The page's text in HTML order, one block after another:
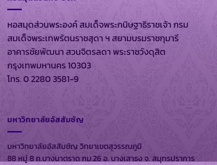
หอสมุดส่วนพระองค์ สมเด็จพระกนิษฐาธิราชเจ้า กรม
สมเด็จพระเทพรัตนราชสุดา ฯ สยามบรมราชกุมารี
อาคารชัยพัฒนา สวนจิตรลดา พระราชวังดุสิต
กรุงเทพมหานคร 10303
โทร. 0 2280 3581-9
มหาวิทยาลัยอัสสัมชัญ
มหาวิทยาลัยอัสสัมชัญ วิทยาเขตสุวรรณภูมิ
88 หมู่ 8 ถ.บางนาตราด กม.26 อ. บางเสาธง จ. สมุทรปราการ